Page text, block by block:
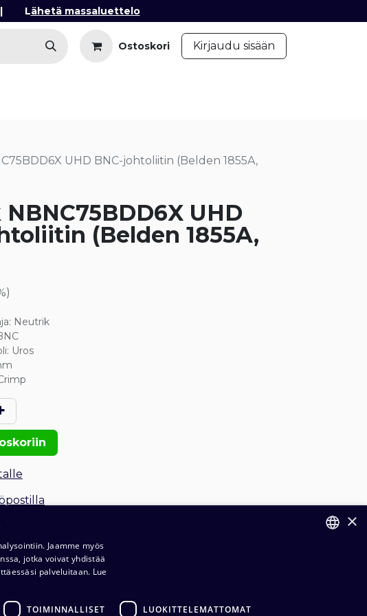
| Lähetä massaluettelo​
Ostoskori Kirjaudu sisään
UHD BNC-johtoliitin (Belden 1855A,
UHD
(Belden 1855A,
: Neutrik
: Uros
×
Jaamme myös
jotka voivat yhdistää
palveluitaan. Lue
TOIMINNALLISET LUOKITTELEMATTOMAT